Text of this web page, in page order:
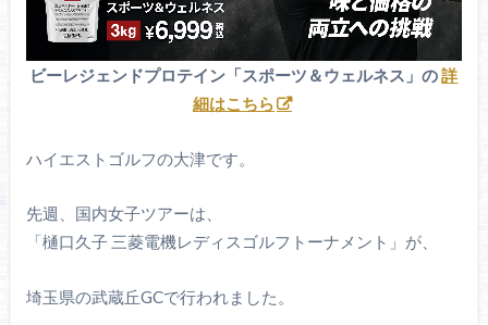
ビーレジェンドプロテイン「スポーツ＆ウェルネス」の詳
細はこちら
ハイエストゴルフの大津です。
先週、国内女子ツアーは、
「樋口久子 三菱電機レディスゴルフトーナメント」が、
埼玉県の武蔵丘GCで行われました。